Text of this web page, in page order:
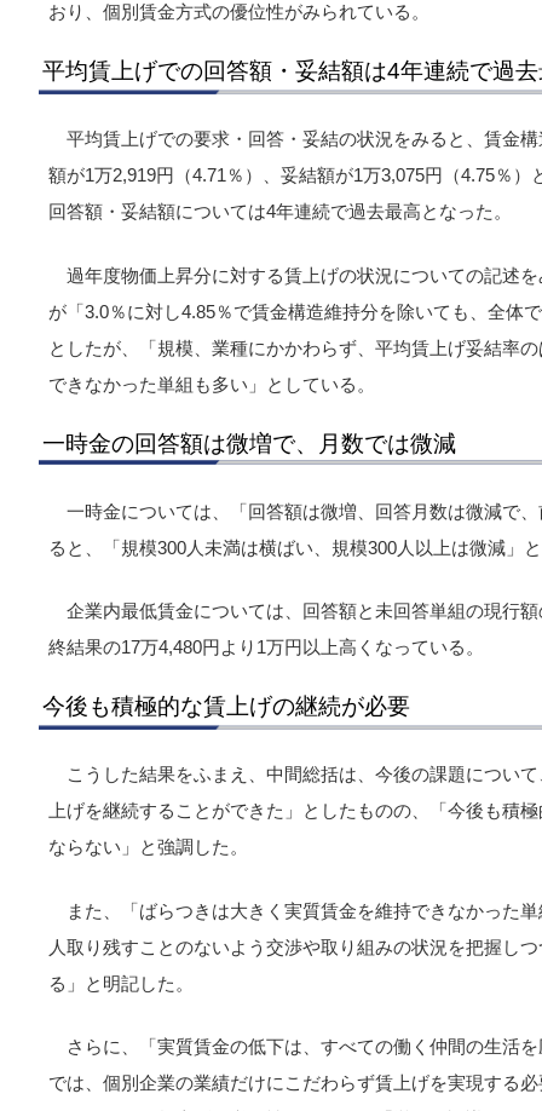
おり、個別賃金方式の優位性がみられている。
平均賃上げでの回答額・妥結額は4年連続で過
平均賃上げでの要求・回答・妥結の状況をみると、賃金
額が1万2,919円（4.71％）、妥結額が1万3,075円（4.75％
回答額・妥結額については4年連続で過去最高となった。
過年度物価上昇分に対する賃上げの状況についての記述
が「3.0％に対し4.85％で賃金構造維持分を除いても、全体
としたが、「規模、業種にかかわらず、平均賃上げ妥結率
できなかった単組も多い」としている。
一時金の回答額は微増で、月数では微減
一時金については、「回答額は微増、回答月数は微減で
ると、「規模300人未満は横ばい、規模300人以上は微減」
企業内最低賃金については、回答額と未回答単組の現行
終結果の17万4,480円より1万円以上高くなっている。
今後も積極的な賃上げの継続が必要
こうした結果をふまえ、中間総括は、今後の課題につい
上げを継続することができた」としたものの、「今後も積
ならない」と強調した。
また、「ばらつきは大きく実質賃金を維持できなかった
人取り残すことのないよう交渉や取り組みの状況を把握し
る」と明記した。
さらに、「実質賃金の低下は、すべての働く仲間の生活
では、個別企業の業績だけにこだわらず賃上げを実現する